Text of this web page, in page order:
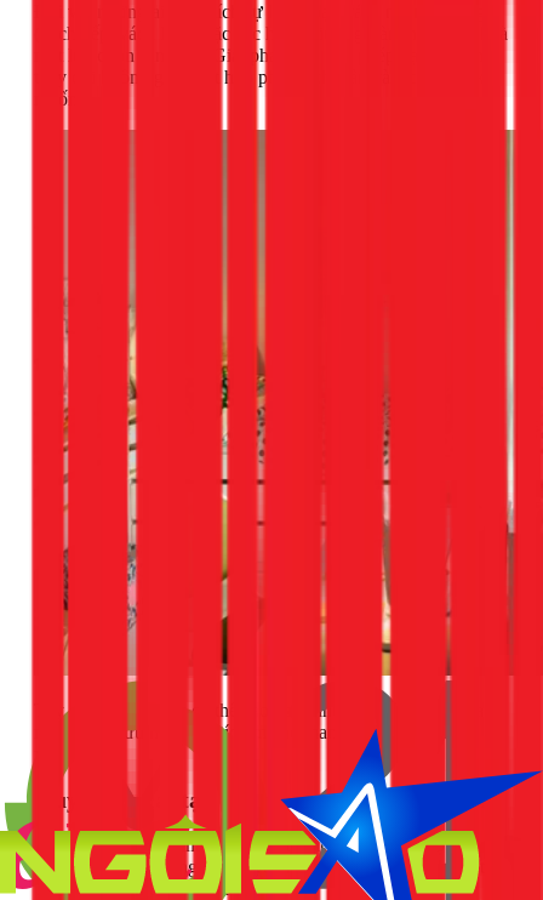
Đối với những ai yêu thích sự linh hoạt, vách ngăn di động
(vách xếp, vách lùa) hoặc các hệ tủ-giường-bàn thông minh là
một lựa chọn sáng tạo. Giải pháp này cho phép bạn dễ dàng
thay đổi không gian, kết hợp phòng khi cần và tách riêng khi
muốn.
Tuy chi phí ban đầu có thể cao hơn, nhưng lợi ích về sự đa
năng và tối ưu hóa diện tích mà nó mang lại là hoàn toàn
Quy trình cải tạo chuyên nghiệp tại 1Fix.vn
Để đảm bảo dự án thành công, 1Fix luôn tuân thủ một quy
trình làm việc rõ ràng và chuyên nghiệp, giúp khách hàng tại
TPHCM hoàn toàn yên tâm.